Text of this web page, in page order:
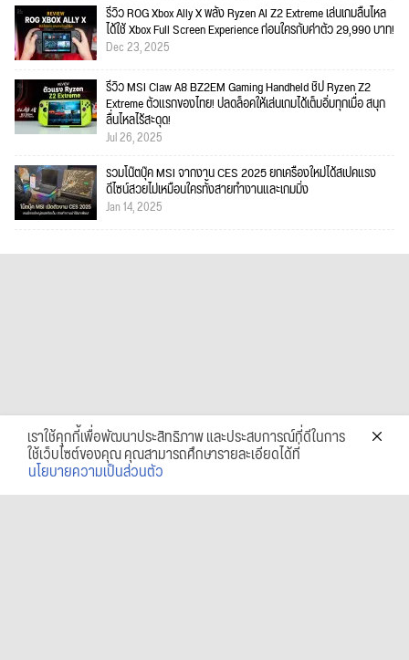
รีวิว ROG Xbox Ally X พลัง Ryzen AI Z2 Extreme เล่นเกมลื่นไหล
ได้ใช้ Xbox Full Screen Experience ก่อนใครกับค่าตัว 29,990 บาท!
Dec 23, 2025
รีวิว MSI Claw A8 BZ2EM Gaming Handheld ชิป Ryzen Z2
Extreme ตัวแรกของไทย! ปลดล็อคให้เล่นเกมได้เต็มอิ่มทุกเมื่อ สนุก
ลื่นไหลไร้สะดุด!
Jul 26, 2025
รวมโน๊ตบุ๊ค MSI จากงาน CES 2025 ยกเครื่องใหม่ได้สเปคแรง
ดีไซน์สวยไม่เหมือนใครทั้งสายทำงานและเกมมิ่ง
Jan 14, 2025
เราใช้คุกกี้เพื่อพัฒนาประสิทธิภาพ และประสบการณ์ที่ดีในการ
ใช้เว็บไซต์ของคุณ คุณสามารถศึกษารายละเอียดได้ที่
นโยบายความเป็นส่วนตัว